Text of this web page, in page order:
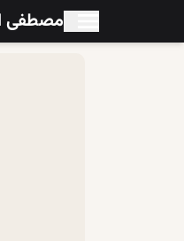
مصطفی